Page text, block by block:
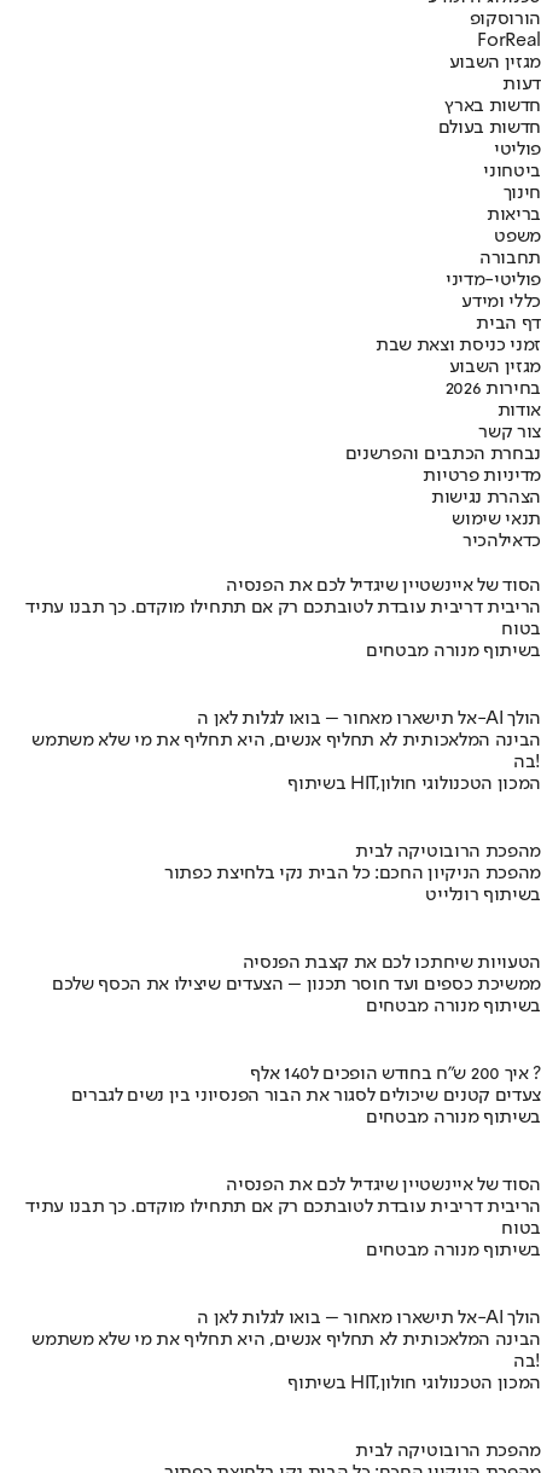
הורוסקופ
ForReal
מגזין השבוע
דעות
חדשות בארץ
חדשות בעולם
פוליטי
ביטחוני
חינוך
בריאות
משפט
תחבורה
פוליטי-מדיני
כללי ומידע
דף הבית
זמני כניסת וצאת שבת
מגזין השבוע
בחירות 2026
אודות
צור קשר
נבחרת הכתבים והפרשנים
מדיניות פרטיות
הצהרת נגישות
תנאי שימוש
כדאילהכיר
הסוד של איינשטיין שיגדיל לכם את הפנסיה
הריבית דריבית עובדת לטובתכם רק אם תתחילו מוקדם. כך תבנו עתיד
בטוח
בשיתוף מנורה מבטחים
אל תישארו מאחור – בואו לגלות לאן ה-AI הולך
הבינה המלאכותית לא תחליף אנשים, היא תחליף את מי שלא משתמש
בה!
בשיתוף HIT,המכון הטכנולוגי חולון
מהפכת הרובוטיקה לבית
מהפכת הניקיון החכם: כל הבית נקי בלחיצת כפתור
בשיתוף רונלייט
הטעויות שיחתכו לכם את קצבת הפנסיה
ממשיכת כספים ועד חוסר תכנון – הצעדים שיצילו את הכסף שלכם
בשיתוף מנורה מבטחים
איך 200 ש"ח בחודש הופכים ל140 אלף ?
צעדים קטנים שיכולים לסגור את הבור הפנסיוני בין נשים לגברים
בשיתוף מנורה מבטחים
הסוד של איינשטיין שיגדיל לכם את הפנסיה
הריבית דריבית עובדת לטובתכם רק אם תתחילו מוקדם. כך תבנו עתיד
בטוח
בשיתוף מנורה מבטחים
אל תישארו מאחור – בואו לגלות לאן ה-AI הולך
הבינה המלאכותית לא תחליף אנשים, היא תחליף את מי שלא משתמש
בה!
בשיתוף HIT,המכון הטכנולוגי חולון
מהפכת הרובוטיקה לבית